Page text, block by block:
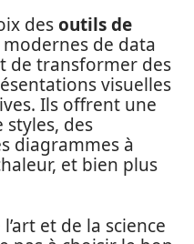
desoutils de
modernes de data
de transformer des
visuelles
Ils offrent une
des
diagrammes à
et bien plus
et de la science